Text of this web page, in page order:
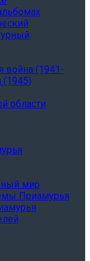
война (1941-
(1945)
области
мир
Приамурья